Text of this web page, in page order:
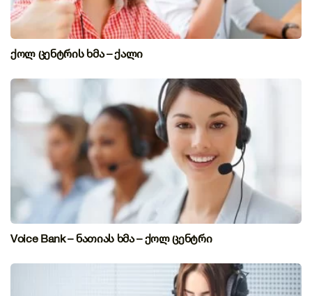
ქოლ ცენტრის ხმა – ქალი
Voice Bank – ნათიას ხმა – ქოლ ცენტრი